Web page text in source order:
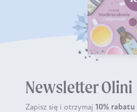
Newsletter Olini
Zapisz się i otrzymaj 10% rabatu